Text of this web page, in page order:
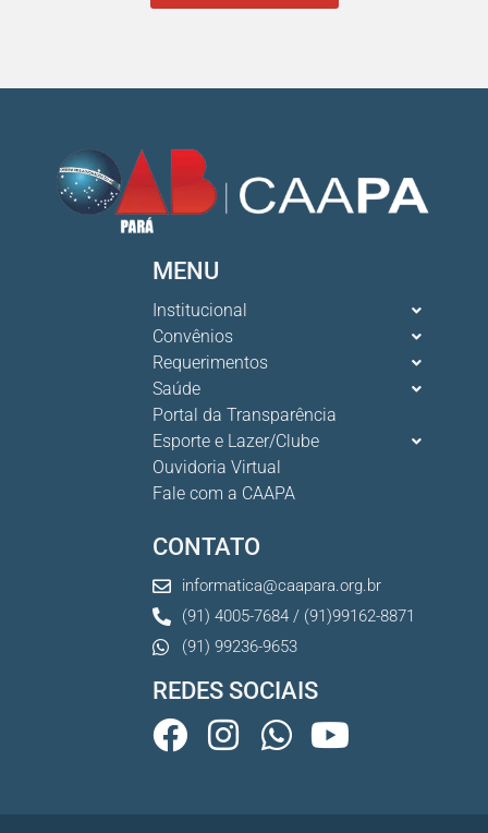
MENU
Institucional
Convênios
Requerimentos
Saúde
Portal da Transparência
Esporte e Lazer/Clube
Ouvidoria Virtual
Fale com a CAAPA
CONTATO
informatica@caapara.org.br
(91) 4005-7684 / (91)99162-8871
(91) 99236-9653
REDES SOCIAIS